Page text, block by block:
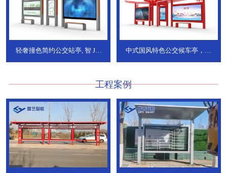
轻奢撞色简约公交站亭, 智 JT-
中式国风特色公交候车亭，承
工程案例